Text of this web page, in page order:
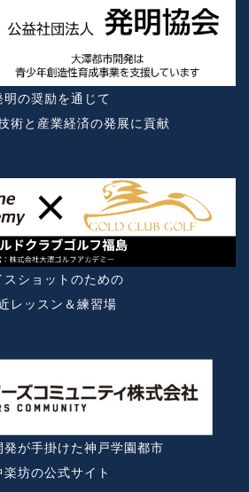
明の奨励を通じて
術と産業経済の発展に貢献
スショットのための
レッスン＆練習場
発が手掛けた神戸学園都市
楽坊の公式サイト